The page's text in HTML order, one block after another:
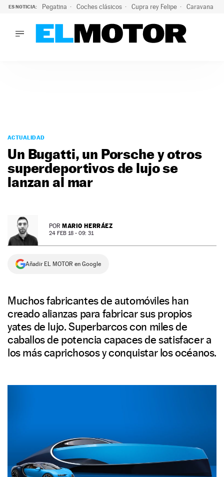
ES NOTICIA: Pegatina Coches clásicos Cupra rey Felipe Caravana
PODCAST
MOTOS
TECNOLOGÍA
SUPERCOCHES
SERVICIOS
NEWSLETTER
SÍGUENOS
ACTUALIDAD
Un Bugatti, un Porsche y otros
superdeportivos de lujo se
lanzan al mar
POR MARIO HERRÁEZ
24 FEB 18 - 09: 31
Añadir EL MOTOR en Google
Muchos fabricantes de automóviles han
creado alianzas para fabricar sus propios
yates de lujo. Superbarcos con miles de
caballos de potencia capaces de satisfacer a
los más caprichosos y conquistar los océanos.